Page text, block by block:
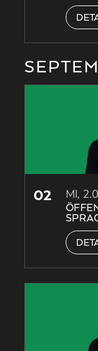
02 MI,